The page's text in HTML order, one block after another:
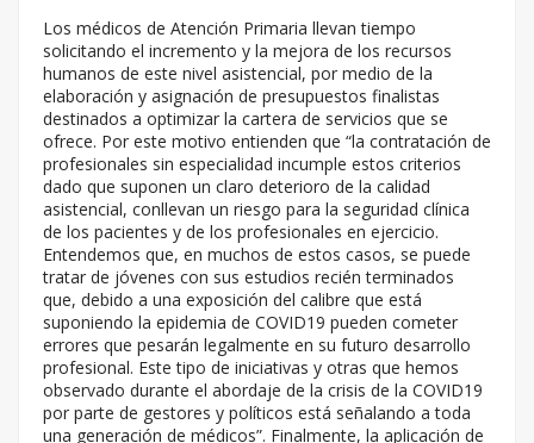
Los médicos de Atención Primaria llevan tiempo
solicitando el incremento y la mejora de los recursos
humanos de este nivel asistencial, por medio de la
elaboración y asignación de presupuestos finalistas
destinados a optimizar la cartera de servicios que se
ofrece. Por este motivo entienden que “la contratación de
profesionales sin especialidad incumple estos criterios
dado que suponen un claro deterioro de la calidad
asistencial, conllevan un riesgo para la seguridad clínica
de los pacientes y de los profesionales en ejercicio.
Entendemos que, en muchos de estos casos, se puede
tratar de jóvenes con sus estudios recién terminados
que, debido a una exposición del calibre que está
suponiendo la epidemia de COVID19 pueden cometer
errores que pesarán legalmente en su futuro desarrollo
profesional. Este tipo de iniciativas y otras que hemos
observado durante el abordaje de la crisis de la COVID19
por parte de gestores y políticos está señalando a toda
una generación de médicos”. Finalmente, la aplicación de